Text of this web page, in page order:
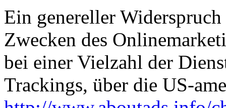
Ein genereller
Zwecken des
bei einer Vielzahl der
Trackings, über die US-